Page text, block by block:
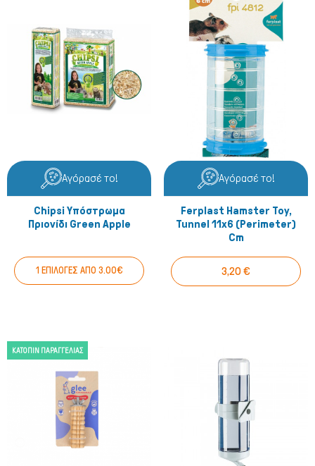
Μικρά ζώα
Αγόρασέ το!
Chipsi Υπόστρωμα
Πριονίδι Green Apple
1 ΕΠΙΛΟΓΕΣ ΑΠΟ 3.00€
Αγόρασέ το!
Ferplast Hamster Toy,
Tunnel 11x6 (perimeter)
Cm
3,20 €
ΚΑΤΌΠΙΝ ΠΑΡΑΓΓΕΛΊΑΣ